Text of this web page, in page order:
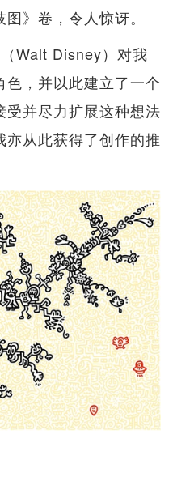
》卷，令人惊讶。
Walt Disney）对我
，并以此建立了一个
并尽力扩展这种想法
从此获得了创作的推